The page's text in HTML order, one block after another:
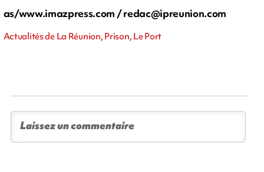
as/www.imazpress.com /redac@ipreunion.com
Actualités de La Réunion, Prison, Le Port